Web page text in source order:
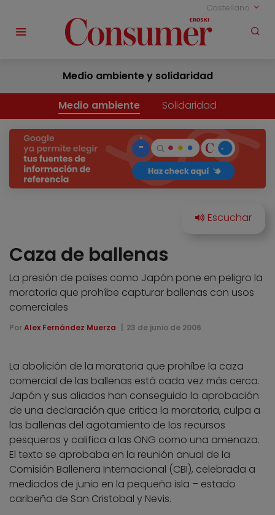
Castellano
Medio ambiente y solidaridad
Medio ambiente Solidaridad
Caza de ballenas
La presión de países como Japón pone en peligro la
moratoria que prohíbe capturar ballenas con usos
comerciales
Por Alex Fernández Muerza 23 de junio de 2006
La abolición de la moratoria que prohíbe la caza
comercial de las ballenas está cada vez más cerca.
Japón y sus aliados han conseguido la aprobación
de una declaración que critica la moratoria, culpa a
las ballenas del agotamiento de los recursos
pesqueros y califica a las ONG como una amenaza.
El texto se aprobaba en la reunión anual de la
Comisión Ballenera Internacional (CBI), celebrada a
mediados de junio en la pequeña isla – estado
caribeña de San Cristobal y Nevis.